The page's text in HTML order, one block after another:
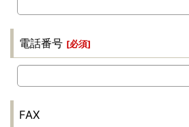
電話番号 [必須]
FAX